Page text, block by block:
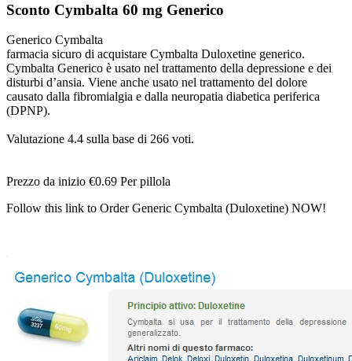
Sconto Cymbalta 60 mg Generico
Generico Cymbalta
farmacia sicuro di acquistare Cymbalta Duloxetine generico.
Cymbalta Generico è usato nel trattamento della depressione e dei
disturbi d’ansia. Viene anche usato nel trattamento del dolore
causato dalla fibromialgia e dalla neuropatia diabetica periferica
(DPNP).
Valutazione 4.4 sulla base di 266 voti.
Prezzo da inizio €0.69 Per pillola
Follow this link to Order Generic Cymbalta (Duloxetine) NOW!